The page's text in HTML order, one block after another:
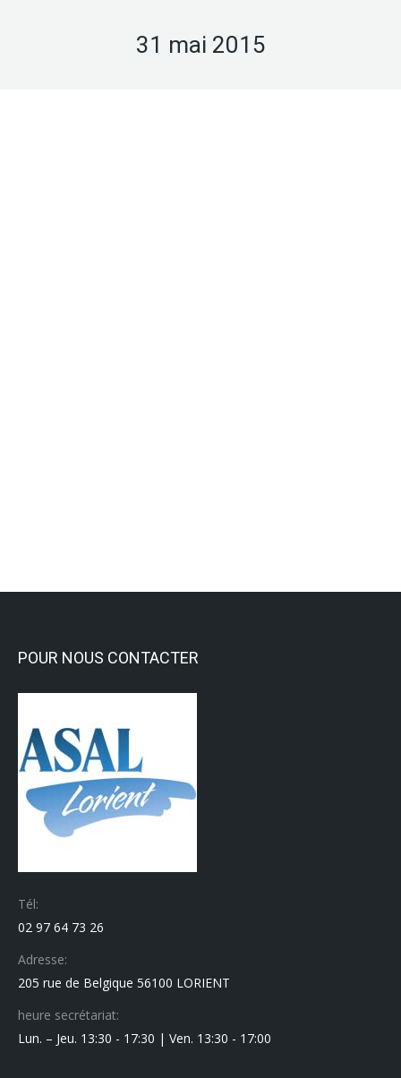
31 mai 2015
POUR NOUS CONTACTER
Tél:
02 97 64 73 26
Adresse:
205 rue de Belgique 56100 LORIENT
heure secrétariat:
Lun. – Jeu. 13:30 - 17:30 | Ven. 13:30 - 17:00